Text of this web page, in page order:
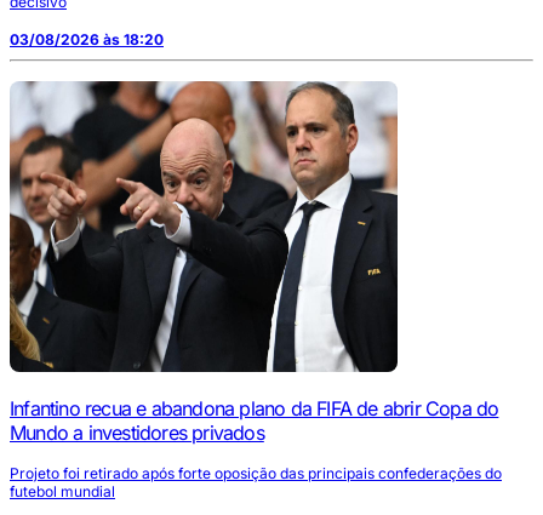
03/08/2026 às 18:20
Infantino recua e abandona plano da FIFA de abrir Copa do
Mundo a investidores privados
Projeto foi retirado após forte oposição das principais confederações do
futebol mundial